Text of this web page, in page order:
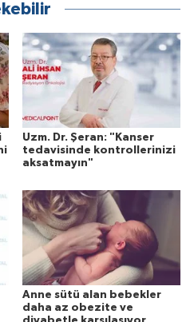
Uzm. Dr. Şeran: "Kanser
tedavisinde kontrollerinizi
aksatmayın"
Anne sütü alan bebekler
daha az obezite ve